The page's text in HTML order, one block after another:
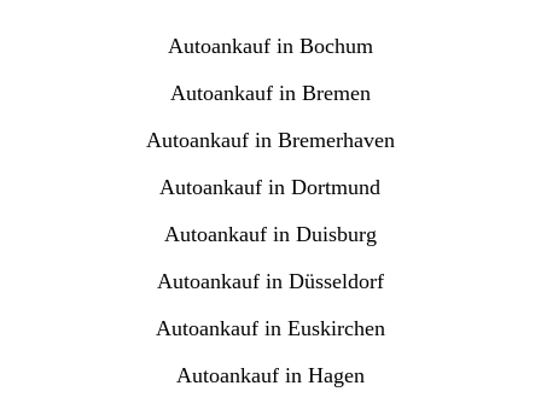
Autoankauf in Bochum
Autoankauf in Bremen
Autoankauf in Bremerhaven
Autoankauf in Dortmund
Autoankauf in Duisburg
Autoankauf in Düsseldorf
Autoankauf in Euskirchen
Autoankauf in Hagen